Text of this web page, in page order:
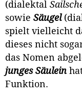
(dialektal
sowie Säugel
spielt vielleicht
dieses nicht
das Nomen
junges Säulein
Funktion.